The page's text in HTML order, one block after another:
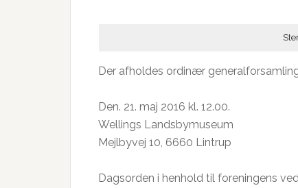
Der afholdes ordinær
Den. 21. maj 2016 kl. 12.00.
Wellings Landsbymuseum
Mejlbyvej 10, 6660 Lintrup
Dagsorden i henhold til foreningens